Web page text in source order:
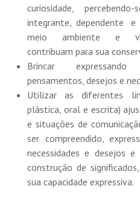
curiosidade,
integrante, dependente
meio ambiente e
contribuam para sua
Brincar expressando
pensamentos, desejos e
Utilizar as diferentes
plástica, oral e escrita)
e situações de
ser compreendido,
necessidades e desejos
construção de
sua capacidade expressiva.